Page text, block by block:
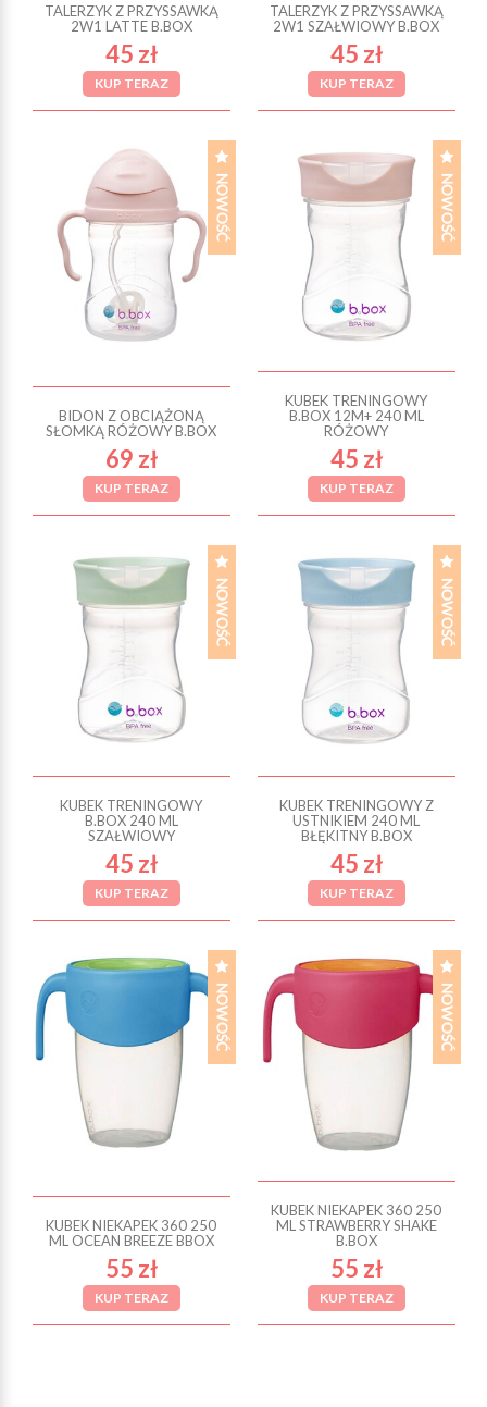
TALERZYK Z PRZYSSAWKĄ
2W1 LATTE B.BOX
45 zł
KUP TERAZ
TALERZYK Z PRZYSSAWKĄ
2W1 SZAŁWIOWY B.BOX
45 zł
KUP TERAZ
BIDON Z OBCIĄŻONĄ
SŁOMKĄ RÓŻOWY B.BOX
69 zł
KUP TERAZ
KUBEK TRENINGOWY
B.BOX 12M+ 240 ML
RÓŻOWY
45 zł
KUP TERAZ
KUBEK TRENINGOWY
B.BOX 240 ML
SZAŁWIOWY
45 zł
KUP TERAZ
KUBEK TRENINGOWY Z
USTNIKIEM 240 ML
BŁĘKITNY B.BOX
45 zł
KUP TERAZ
KUBEK NIEKAPEK 360 250
ML OCEAN BREEZE BBOX
55 zł
KUP TERAZ
KUBEK NIEKAPEK 360 250
ML STRAWBERRY SHAKE
B.BOX
55 zł
KUP TERAZ